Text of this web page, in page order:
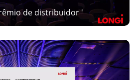
de distribuidor '